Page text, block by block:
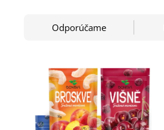
Odporúčame